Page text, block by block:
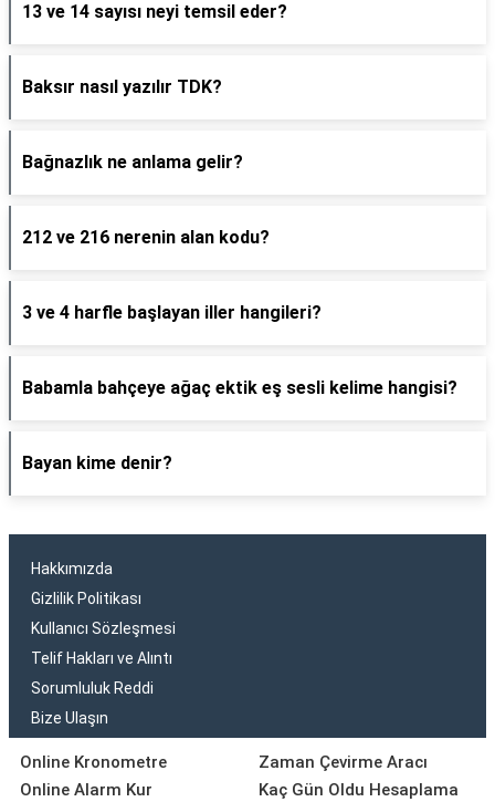
13 ve 14 sayısı neyi temsil eder?
Baksır nasıl yazılır TDK?
Bağnazlık ne anlama gelir?
212 ve 216 nerenin alan kodu?
3 ve 4 harfle başlayan iller hangileri?
Babamla bahçeye ağaç ektik eş sesli kelime hangisi?
Bayan kime denir?
Hakkımızda
Gizlilik Politikası
Kullanıcı Sözleşmesi
Telif Hakları ve Alıntı
Sorumluluk Reddi
Bize Ulaşın
Online Kronometre
Online Alarm Kur
Zaman Çevirme Aracı
Kaç Gün Oldu Hesaplama